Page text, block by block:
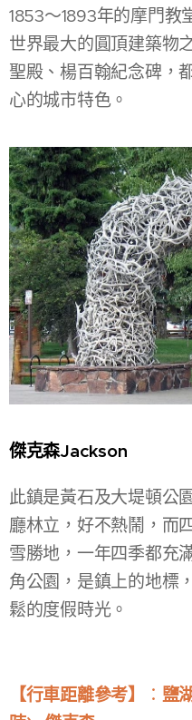
1853～1893年的摩門教
世界最大的圓頂建築物
聖殿、楊百翰紀念碑，
心的城市特色。
傑克森Jackson
此鎮是黃石及大堤頓公
廳林立，好不熱鬧，而
雪勝地，一年四季都充
角公園，是鎮上的地標
鬆的度假時光。
【行車距離參考】 ： 鹽